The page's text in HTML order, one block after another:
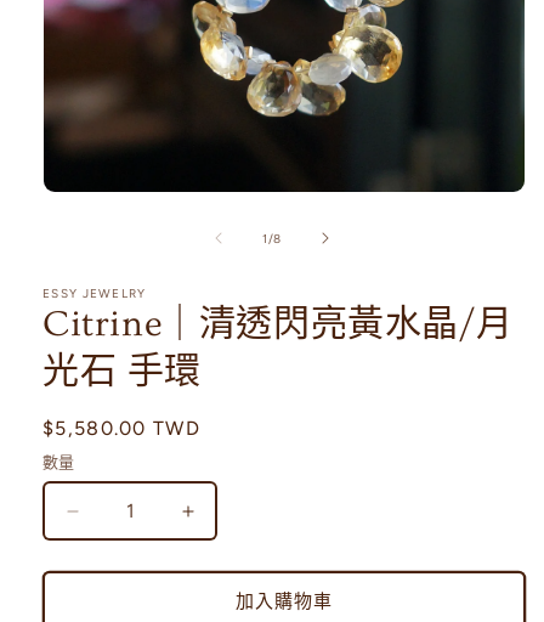
窗
中
開
啟
多
體
檔
案
1//8
ESSY JEWELRY
Citrine｜清透閃亮黃水晶/月
光石 手環
定
價
$5,580.00 TWD
數量
Citrine
Citrine
加入購物車